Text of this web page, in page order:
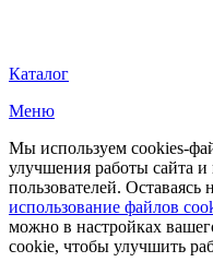
Каталог
Меню
Мы используем cookies-
улучшения работы сайта и
пользователей. Оставаясь
использование файлов
можно в настройках
cookie, чтобы улучшить